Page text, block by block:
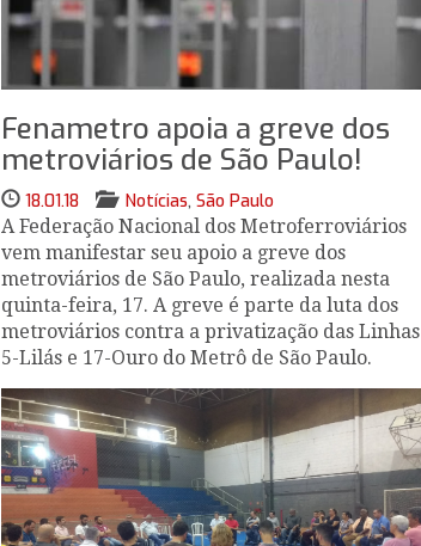
Fenametro apoia a greve dos
metroviários de São Paulo!
18.01.18 Notícias, São Paulo
A Federação Nacional dos Metroferroviários
vem manifestar seu apoio a greve dos
metroviários de São Paulo, realizada nesta
quinta-feira, 17. A greve é parte da luta dos
metroviários contra a privatização das Linhas
5-Lilás e 17-Ouro do Metrô de São Paulo.